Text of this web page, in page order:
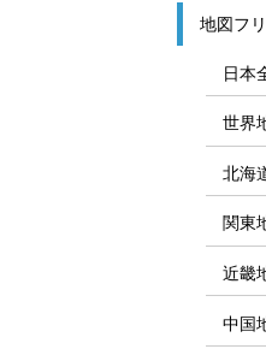
地図フ
日本
世界
北海
関東
近畿
中国